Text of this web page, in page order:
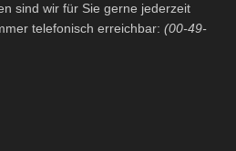
sind wir für Sie gerne jederzeit
telefonisch erreichbar: (00-49-